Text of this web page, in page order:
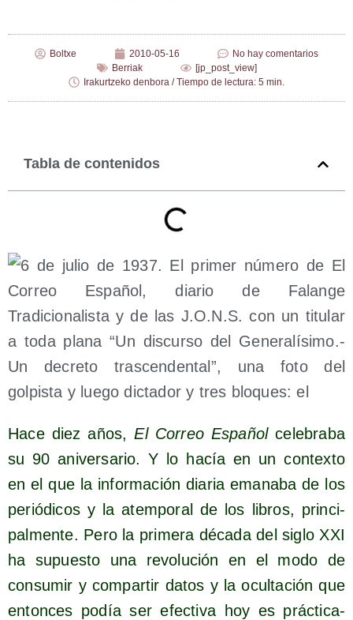
Boltxe 2010-05-16
No hay comentarios
Berriak
[jp_post_view]
Irakurtzeko denbora / Tiempo de lectura: 5 min.
Tabla de contenidos
Hace diez años,El Correo Espa­ñolcele­bra­ba
su 90 ani­ver­sa­rio. Y lo hacía en un con­tex­to
en el que la infor­ma­ción dia­ria ema­na­ba de los
perió­di­cos y la atem­po­ral de los libros, prin­ci­
pal­men­te. Pero la pri­me­ra déca­da del siglo XXI
ha supues­to una revo­lu­ción en el modo de
con­su­mir y com­par­tir datos y la ocul­ta­ción que
enton­ces podía ser efec­ti­va hoy es prác­ti­ca­